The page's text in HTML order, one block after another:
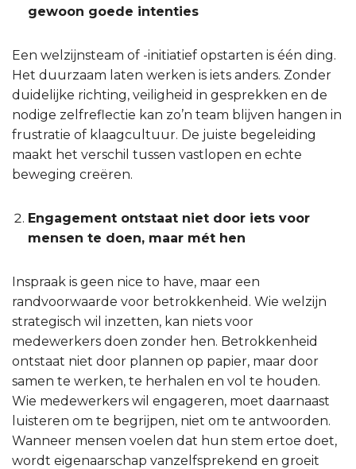
gewoon goede intenties
Een welzijnsteam of -initiatief opstarten is één ding.
Het duurzaam laten werken is iets anders. Zonder
duidelijke richting, veiligheid in gesprekken en de
nodige zelfreflectie kan zo’n team blijven hangen in
frustratie of klaagcultuur. De juiste begeleiding
maakt het verschil tussen vastlopen en echte
beweging creëren.
Engagement ontstaat niet door iets voor
mensen te doen, maar mét hen
Inspraak is geen nice to have, maar een
randvoorwaarde voor betrokkenheid. Wie welzijn
strategisch wil inzetten, kan niets voor
medewerkers doen zonder hen. Betrokkenheid
ontstaat niet door plannen op papier, maar door
samen te werken, te herhalen en vol te houden.
Wie medewerkers wil engageren, moet daarnaast
luisteren om te begrijpen, niet om te antwoorden.
Wanneer mensen voelen dat hun stem ertoe doet,
wordt eigenaarschap vanzelfsprekend en groeit